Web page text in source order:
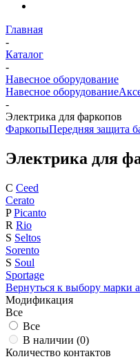
Главная
-
Каталог
-
Навесное оборудование
Навесное оборудование
-
Электрика для фаркопов
ФаркопыПередняя защита
Электрика для
C Ceed
Cerato
P Picanto
R Rio
S Seltos
Sorento
S Soul
Sportage
Вернуться к выбору марки
Модификация
Все
Все
В наличии (0)
Количество контактов